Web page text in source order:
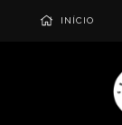
INÍCIO